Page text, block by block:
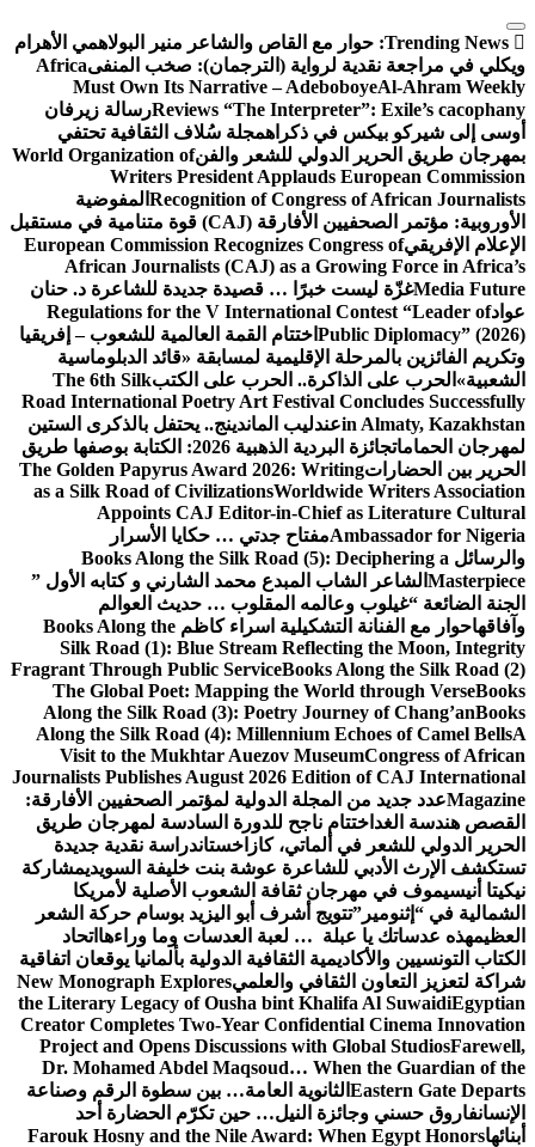
التجاوز
إلى
المحتوى
حوار مع القاص والشاعر منير البولاهمي الأهرام
ويكلي في مراجعة نقدية لرواية (الترجمان): صخب المنفىAfrica
Must Own Its Narrative – AdeboboyeAl-Ahram Weekly
Reviews “The Interpreter”: Exile’s cacophanyرسالة زيرفان
أوسى إلى شيركو بيكس في ذكراهمجلة سُلاف الثقافية تحتفي
بمهرجان طريق الحرير الدولي للشعر والفنWorld Organization of
Writers President Applauds European Commission
Recognition of Congress of African Journalists المفوضية
الأوروبية: مؤتمر الصحفيين الأفارقة (CAJ) قوة متنامية في مستقبل
الإعلام الإفريقيEuropean Commission Recognizes Congress of
African Journalists (CAJ) as a Growing Force in Africa’s
Media Futureغزّة ليست خبرًا … قصيدة جديدة للشاعرة د. حنان
عوادRegulations for the V International Contest “Leader of
Public Diplomacy” (2026) اختتام القمة العالمية للشعوب – إفريقيا
وتكريم الفائزين بالمرحلة الإقليمية لمسابقة «قائد الدبلوماسية
الشعبية» الحرب على الذاكرة.. الحرب على الكتبThe 6th Silk
Road International Poetry Art Festival Concludes Successfully
in Almaty, Kazakhstanعندليب الماندينج.. يحتفل بالذكرى الستين
لمهرجان الحمامات
جائزة البردية الذهبية 2026: الكتابة بوصفها طريق
الحرير بين الحضاراتThe Golden Papyrus Award 2026: Writing
as a Silk Road of CivilizationsWorldwide Writers Association
Appoints CAJ Editor-in-Chief as Literature Cultural
Ambassador for Nigeriaمفتاح جدتي … حكايا الأسرار
والرسائل Books Along the Silk Road (5): Deciphering a
Masterpiece الشاعر الشاب المبدع محمد الشارني و كتابه الأول ”
الجنة الضائعة “غيلوب وعالمه المقلوب … حديث العوالم
وآفاقهاحوار مع الفنانة التشكيلية اسراء كاظم Books Along the
Silk Road (1): Blue Stream Reflecting the Moon, Integrity
Fragrant Through Public ServiceBooks Along the Silk Road (2)
The Global Poet: Mapping the World through VerseBooks
Along the Silk Road (3): Poetry Journey of Chang’anBooks
Along the Silk Road (4): Millennium Echoes of Camel BellsA
Visit to the Mukhtar Auezov MuseumCongress of African
Journalists Publishes August 2026 Edition of CAJ International
Magazineعدد جديد من المجلة الدولية لمؤتمر الصحفيين الأفارقة:
القصص هندسة الغد اختتام ناجح للدورة السادسة لمهرجان طريق
الحرير الدولي للشعر في ألماتي، كازاخستاندراسة نقدية جديدة
تستكشف الإرث الأدبي للشاعرة عوشة بنت خليفة السويديمشاركة
نيكيتا أنيسيموف في مهرجان ثقافة الشعوب الأصلية لأمريكا
الشمالية في “إثنومير”تتويج أشرف أبو اليزيد بوسام حركة الشعر
العظيمهذه عدساتك يا عبلة … لعبة العدسات وما وراءها اتحاد
الكتاب التونسيين والأكاديمية الثقافية الدولية بألمانيا يوقعان اتفاقية
شراكة لتعزيز التعاون الثقافي والعلميNew Monograph Explores
the Literary Legacy of Ousha bint Khalifa Al SuwaidiEgyptian
Creator Completes Two-Year Confidential Cinema Innovation
Project and Opens Discussions with Global StudiosFarewell,
Dr. Mohamed Abdel Maqsoud… When the Guardian of the
Eastern Gate Departs الثانوية العامة… بين سطوة الرقم وصناعة
الإنسانفاروق حسني وجائزة النيل… حين تكرّم الحضارة أحد
أبنائهاFarouk Hosny and the Nile Award: When Egypt Honors